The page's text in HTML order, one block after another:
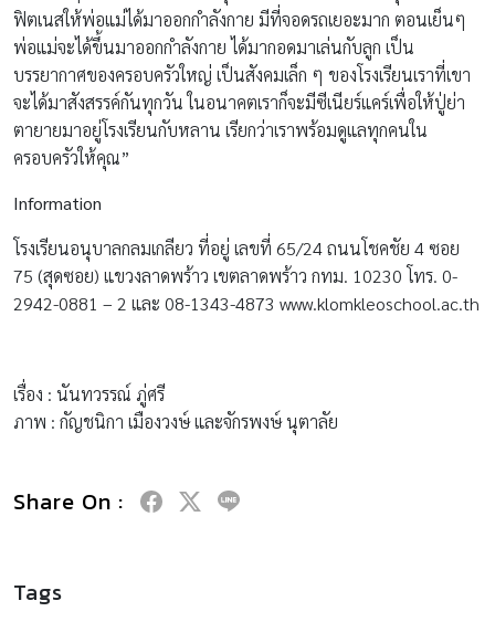
ฟิตเนสให้พ่อแม่ได้มาออกกำลังกาย มีที่จอดรถเยอะมาก ตอนเย็นๆ
พ่อแม่จะได้ขึ้นมาออกกำลังกาย ได้มากอดมาเล่นกับลูก เป็น
บรรยากาศของครอบครัวใหญ่ เป็นสังคมเล็ก ๆ ของโรงเรียนเราที่เขา
จะได้มาสังสรรค์กันทุกวัน ในอนาคตเราก็จะมีซีเนียร์แคร์เพื่อให้ปู่ย่า
ตายายมาอยู่โรงเรียนกับหลาน เรียกว่าเราพร้อมดูแลทุกคนใน
ครอบครัวให้คุณ”
Information
โรงเรียนอนุบาลกลมเกลียว ที่อยู่ เลขที่ 65/24 ถนนโชคชัย 4 ซอย
75 (สุดซอย) แขวงลาดพร้าว เขตลาดพร้าว กทม. 10230 โทร. 0-
2942-0881 – 2 และ 08-1343-4873 www.klomkleoschool.ac.th
เรื่อง : นันทวรรณ์ ภู่ศรี
ภาพ : กัญชนิกา เมืองวงษ์ และจักรพงษ์ นุตาลัย
Share On :
Tags